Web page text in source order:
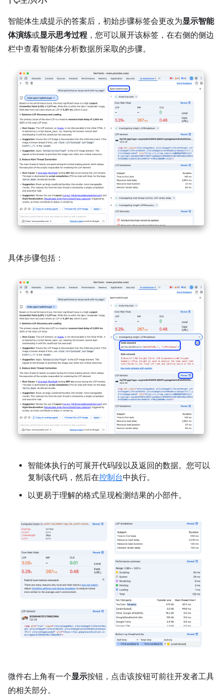
智能体生成提示的答案后，初始步骤标签会更改为显示智能
体演练或显示思考过程，您可以展开该标签，在右侧的侧边
栏中查看智能体分析数据所采取的步骤。
具体步骤包括：
智能体执行的可展开代码段以及返回的数据。您可以
复制该代码，然后在控制台中执行。
以更易于理解的格式呈现检测结果的小部件。
微件右上角有一个显示按钮，点击该按钮可前往开发者工具
的相关部分。